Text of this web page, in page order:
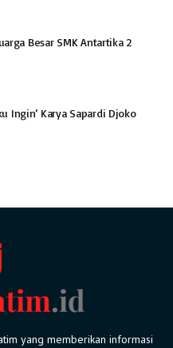
Besar SMK Antartika 2
Ingin’ Karya Sapardi Djoko
yang memberikan informasi